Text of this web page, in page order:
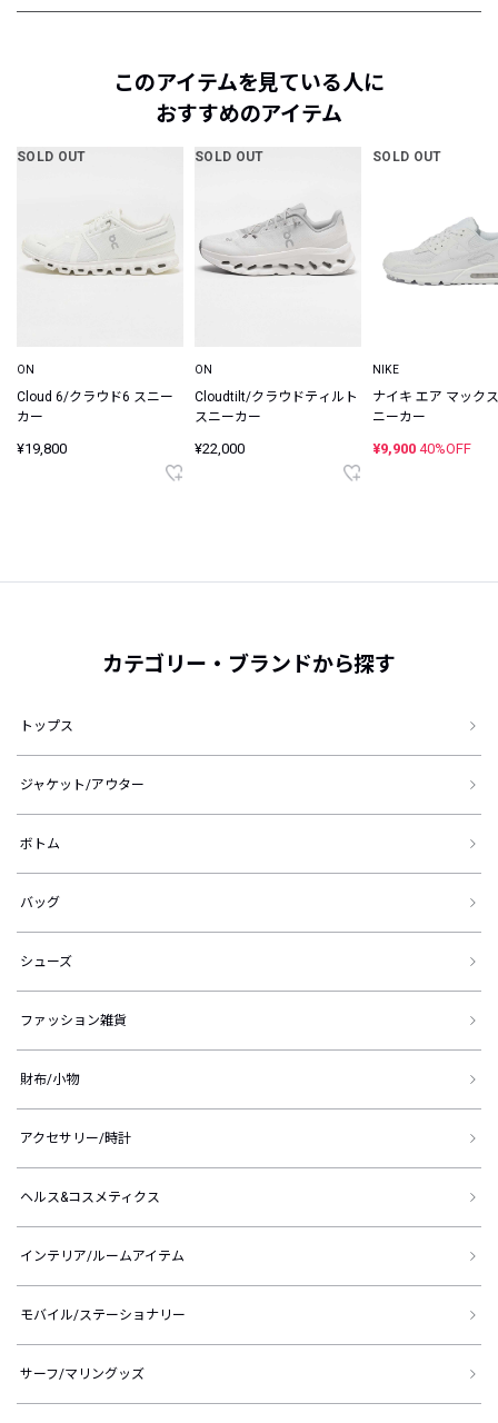
このアイテムを見ている人に
おすすめのアイテム
SOLD OUT
ON
Cloud 6/クラウド6 スニー
カー
¥19,800
SOLD OUT
ON
Cloudtilt/クラウドティルト
スニーカー
¥22,000
SOLD OUT
NIKE
ナイキ エア マック
ニーカー
¥9,900 40%OFF
カテゴリー・ブランドから探す
トップス
ジャケット/アウター
ボトム
バッグ
シューズ
ファッション雑貨
財布/小物
アクセサリー/時計
ヘルス&コスメティクス
インテリア/ルームアイテム
モバイル/ステーショナリー
サーフ/マリングッズ